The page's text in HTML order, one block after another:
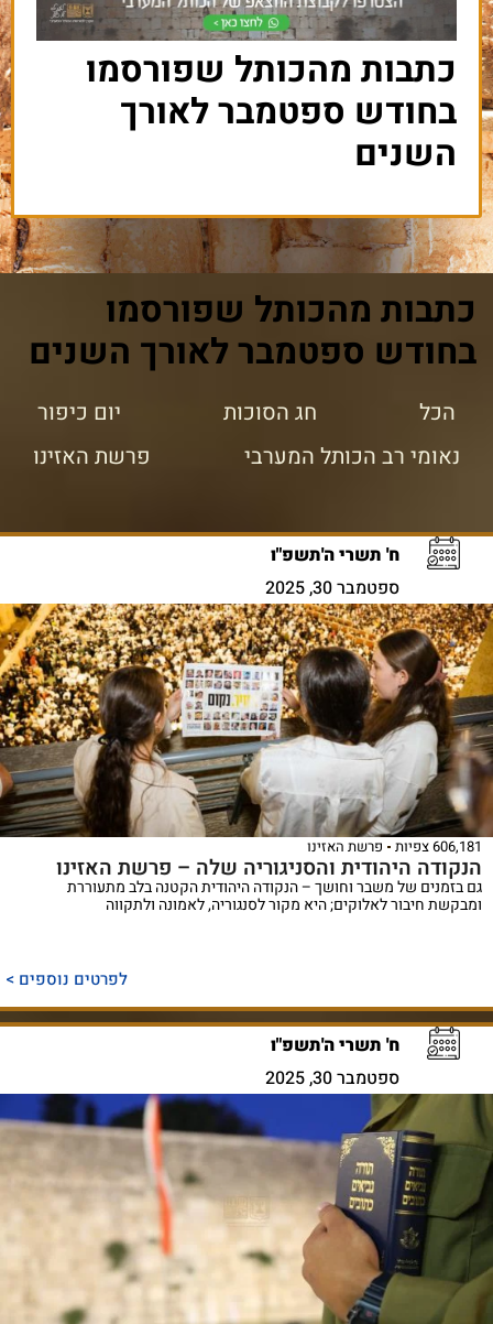
כתבות מהכותל שפורסמו
בחודש ספטמבר לאורך
השנים
מהכותל שפורסמו
ספטמבר לאורך השנים
הכל חג הסוכות
יום כיפור
נאומי רב הכותל המערבי
פרשת האזינו
ח' תשרי ה'תשפ"ו
ספטמבר 30, 2025
צפיות פרשת האזינו
היהודית והסניגוריה שלה – פרשת האזינו
בזמנים של משבר וחושך – הנקודה היהודית הקטנה בלב מתעוררת
חיבור לאלוקים; היא מקור לסנגוריה, לאמונה ולתקווה
לפרטים נוספים >
ח' תשרי ה'תשפ"ו
ספטמבר 30, 2025